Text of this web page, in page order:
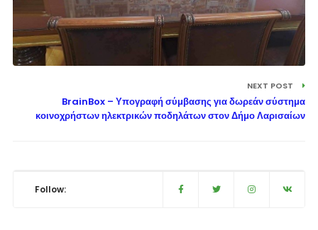
NEXT POST
BrainBox – Υπογραφή σύμβασης για δωρεάν σύστημα
κοινοχρήστων ηλεκτρικών ποδηλάτων στον Δήμο Λαρισαίων
Follow: